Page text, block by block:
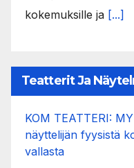
kokemuksille ja [...]
Teatterit Ja
KOM TEATTERI:
näyttelijän fyysistä
vallasta